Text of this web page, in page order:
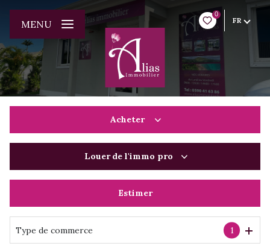
0
FR
MENU
Acheter
De l'immo pro
Louer de l'immo pro
De l'immo pro
Estimer
Type de commerce 1